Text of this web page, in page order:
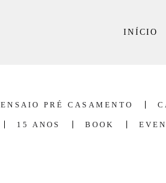
INÍCIO
ENSAIO PRÉ CASAMENTO
15 ANOS BOOK